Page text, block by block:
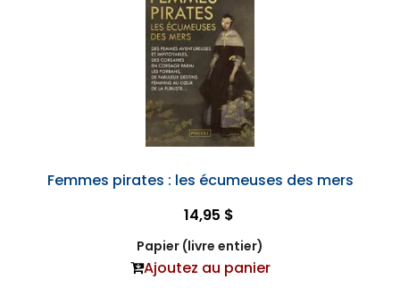
Femmes pirates : les écumeuses des mers
14,95 $
Papier (livre entier)
Ajoutez au panier